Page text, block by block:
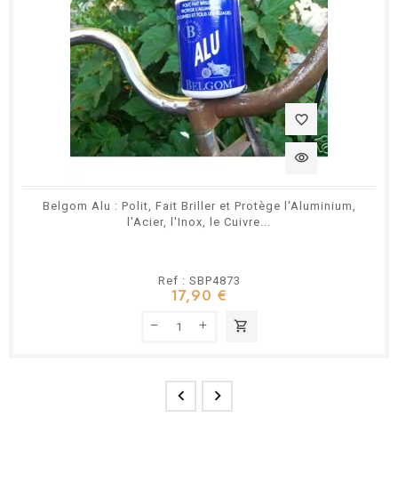
favorite_border
visibility
Belgom Alu : Polit, Fait Briller et Protège l'Aluminium,
l'Acier, l'Inox, le Cuivre...
Ref : SBP4873
17,90 €
shopping_cart
 